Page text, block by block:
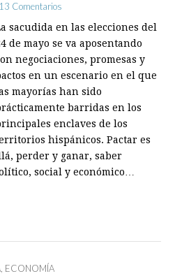
13 Comentarios
sacudida en las elecciones del
de mayo se va aposentando
negociaciones, promesas y
en un escenario en el que
mayorías han sido
barridas en los
enclaves de los
hispánicos. Pactar es
perder y ganar, saber
social y económico…
ECONOMÍA